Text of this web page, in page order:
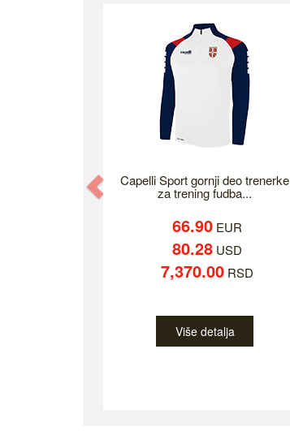
Capelli Sport gornji deo trenerke
za trening fudba...
66.90EUR
80.28USD
7,370.00RSD
Više detalja
Previous